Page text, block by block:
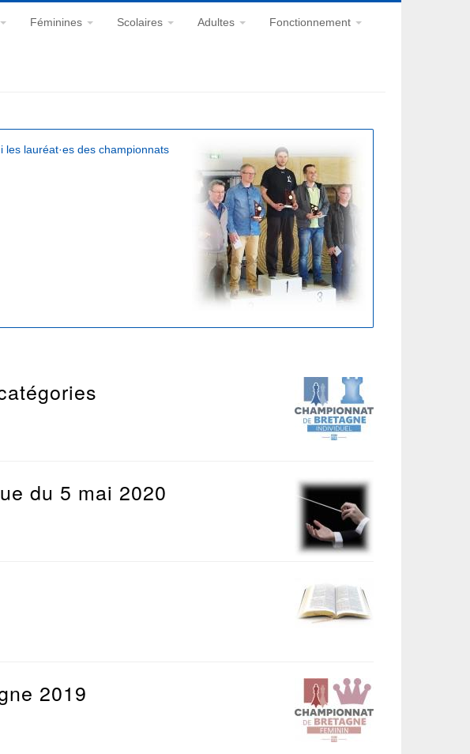
Féminines Scolaires Adultes Fonctionnement
les lauréat·es des championnats
du 5 mai 2020
2019